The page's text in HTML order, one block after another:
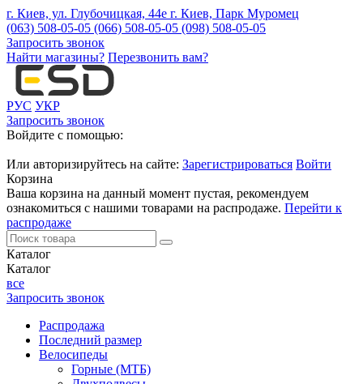
г. Киев, ул. Глубочицкая, 44е г. Киев, Парк Муромец
(063) 508-05-05 (066) 508-05-05 (098) 508-05-05
Запросить звонок
Найти магазины? Перезвонить вам?
РУС УКР
Запросить звонок
Войдите с помощью:
Или авторизируйтесь на сайте: Зарегистрироваться Войти
Корзина
Ваша корзина на данный момент пустая, рекомендуем
ознакомиться с нашими товарами на распродаже. Перейти к
распродаже
Каталог
Каталог
все
Запросить звонок
Распродажа
Последний размер
Велосипеды
Горные (МТБ)